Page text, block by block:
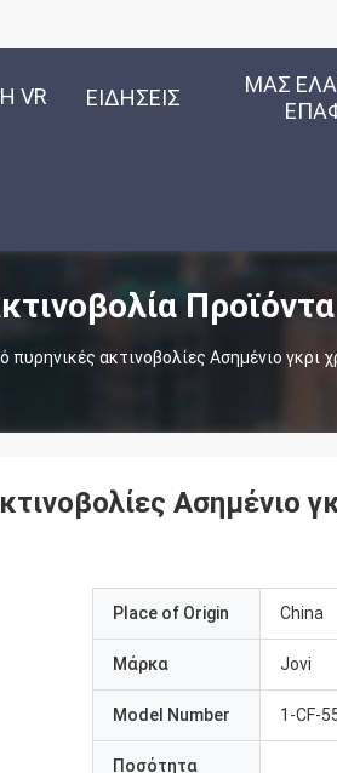
VR ΕΙΔΉΣΕΙΣ
ΜΑΣ
Προϊόντα
πυρηνικές ακτινοβολίες Ασημένιο γκρι
Ασημένιο
Place of Origin China
Μάρκα Jovi
Model Number 1-CF-
Ποσότητα